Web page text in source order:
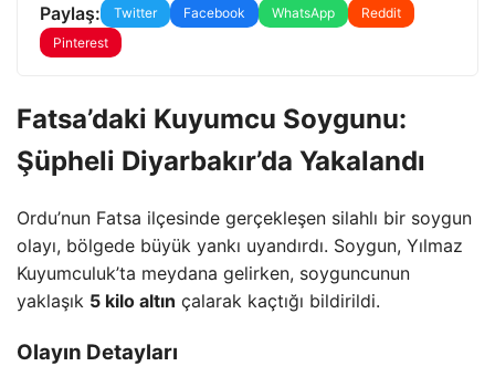
Paylaş: Twitter Facebook WhatsApp
Reddit
Pinterest
Fatsa’daki Kuyumcu Soygunu:
Şüpheli Diyarbakır’da Yakalandı
Ordu’nun Fatsa ilçesinde gerçekleşen silahlı bir soygun
olayı, bölgede büyük yankı uyandırdı. Soygun, Yılmaz
Kuyumculuk’ta meydana gelirken, soyguncunun
yaklaşık 5 kilo altın çalarak kaçtığı bildirildi.
Olayın Detayları